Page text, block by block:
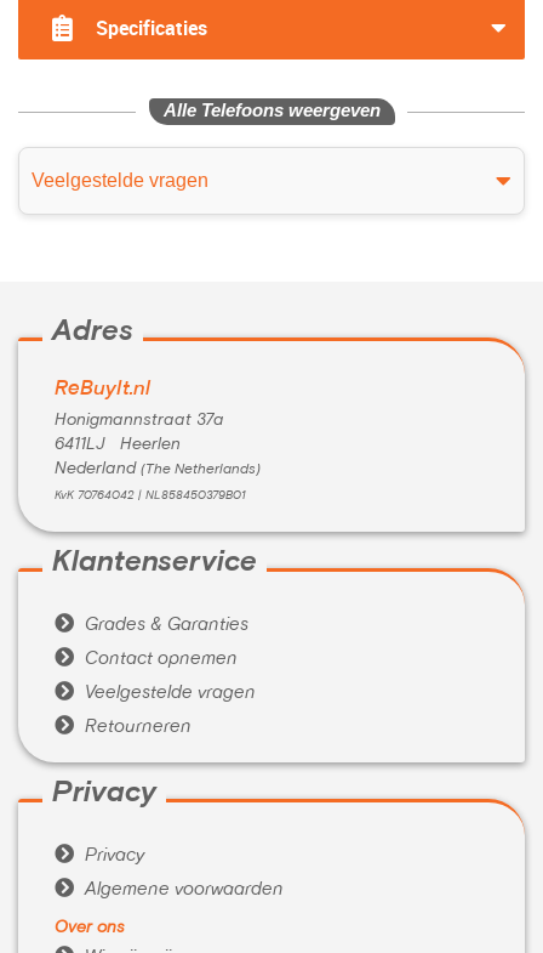
Specificaties
Alle Telefoons weergeven
Veelgestelde vragen
Adres
ReBuyIt.nl
Honigmannstraat 37a
6411LJ Heerlen
Nederland (The Netherlands)
KvK 70764042 | NL858450379B01
Klantenservice
 Grades & Garanties
 Contact opnemen
 Veelgestelde vragen
 Retourneren
Privacy
 Privacy
 Algemene voorwaarden
Over ons